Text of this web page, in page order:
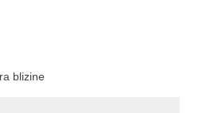
blizine